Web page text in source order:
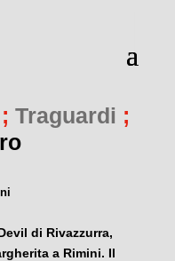
; Traguardi ;
di Rivazzurra,
a Rimini. Il